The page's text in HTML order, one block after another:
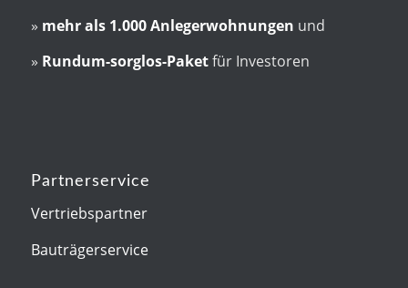
» mehr als 1.000 Anlegerwohnungen und
» Rundum-sorglos-Paketfür Investoren
Partnerservice
Vertriebspartner
Bauträgerservice